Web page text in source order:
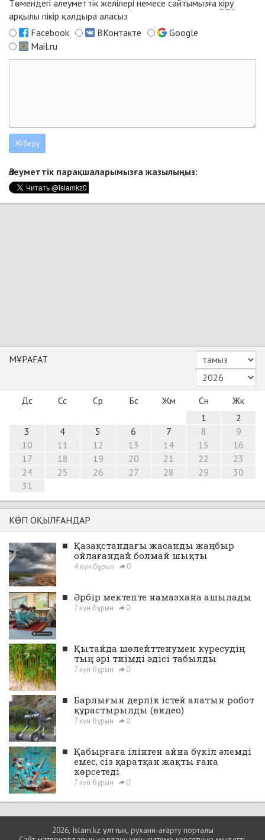
Төмендегі әлеуметтік желілері немесе сайтымызға кіру
арқылы пікір қалдыра аласыз
Facebook
ВКонтакте
Google
Mail.ru
Әлеуметтік парақшаларымызға жазылыңыз:
МҰРАҒАТ
Дс Сс Ср Бс Жм Сн
Жк
1
2
3
4 5 6 7 8
9
10
11 12 13 14 15
16
17
18 19 20 21 22
23
24
25 26 27 28 29
30
31
КӨП ОҚЫЛҒАНДАР
■ Қазақстандағы жасанды жаңбыр
ойлағандай болмай шықты
4 күн бұрын 0
■ Әрбір мектепте намазхана ашылады
7 күн бұрын 0
■ Қытайда шөлейттенумен күресудің
тың әрі тиімді әдісі табылды
7 күн бұрын 0
■ Барлығын дерлік істей алатын робот
құрастырылды (видео)
7 күн бұрын 0
■ Қабырғаға ілінген айна бүкіл әлемді
емес, сіз қаратқан жақты ғана
көрсетеді
7 күн бұрын 0
2026, Islam.kz ұлттық, рухани-ағарту порталы